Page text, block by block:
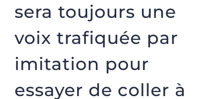
sera toujours une
voix trafiquée par
imitation pour
essayer de coller à